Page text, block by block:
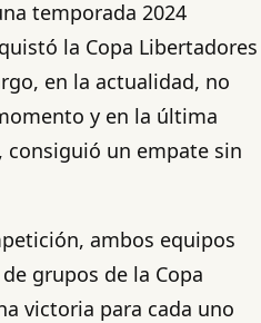
temporada 2024
la Copa Libertadores
en la actualidad, no
y en la última
consiguió un empate sin
ambos equipos
grupos de la Copa
victoria para cada uno